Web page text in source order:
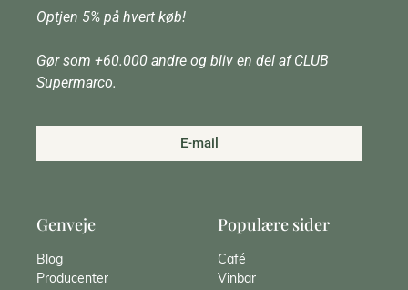
Optjen 5% på hvert køb!
Gør som +60.000 andre og bliv en del af CLUB
Supermarco.
E-mail
Genveje
Blog
Producenter
Populære sider
Café
Vinbar